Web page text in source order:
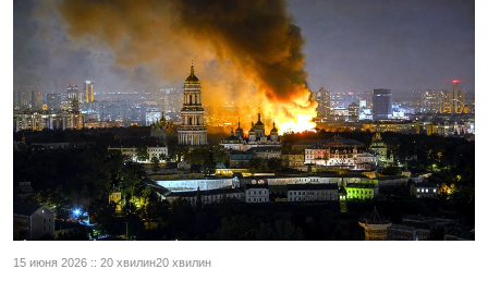
15 июня 2026 :: 20 хвилин20 хвилин